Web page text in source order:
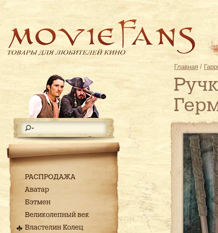
РАСПРОДАЖА
Аватар
Бэтмен
Великолепный век
Властелин Колец
Главная /